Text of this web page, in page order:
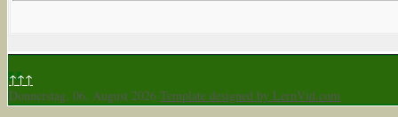
↑↑↑
Donnerstag, 06. August 2026 Template designed by LernVid.com